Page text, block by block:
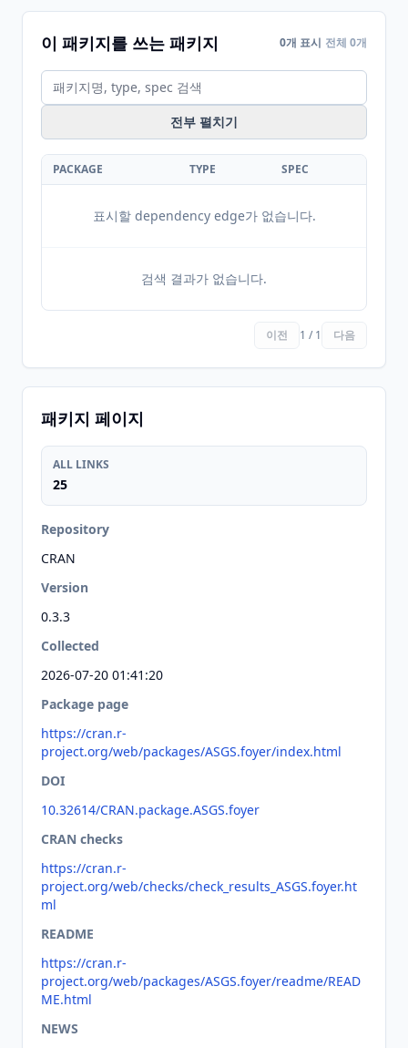
이 패키지를 쓰는 패키지 0개 표시 전체 0개
전부 펼치기
PACKAGE TYPE SPEC
표시할 dependency edge가 없습니다.
검색 결과가 없습니다.
이전 1 / 1 다음
패키지 페이지
ALL LINKS
25
Repository
CRAN
Version
0.3.3
Collected
2026-07-20 01:41:20
Package page
https://cran.r-
project.org/web/packages/ASGS.foyer/index.html
DOI
10.32614/CRAN.package.ASGS.foyer
CRAN checks
https://cran.r-
project.org/web/checks/check_results_ASGS.foyer.ht
ml
README
https://cran.r-
project.org/web/packages/ASGS.foyer/readme/READ
ME.html
NEWS